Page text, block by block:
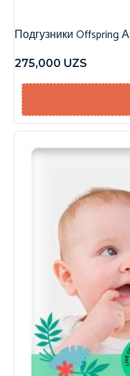
Подгузники Offspring
275,000 UZS